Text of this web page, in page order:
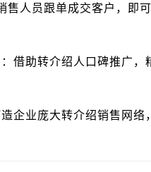
售人员跟单成交客户，即
借助转介绍人口碑推广
企业庞大转介绍销售网络